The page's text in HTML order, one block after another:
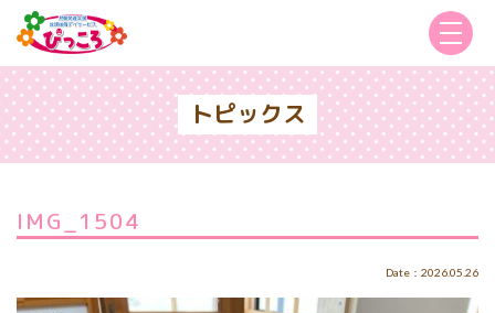
トピックス
IMG_1504
Date：2026.05.26